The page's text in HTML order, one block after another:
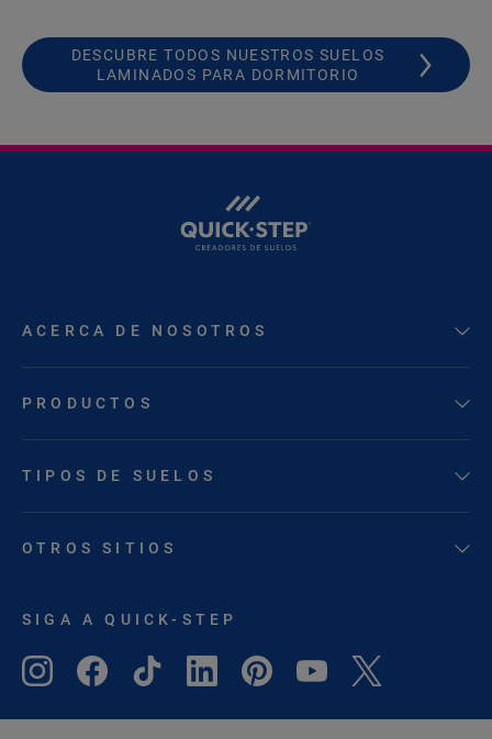
DESCUBRE TODOS NUESTROS SUELOS
LAMINADOS PARA DORMITORIO
ACERCA DE NOSOTROS
PRODUCTOS
TIPOS DE SUELOS
OTROS SITIOS
SIGA A QUICK-STEP